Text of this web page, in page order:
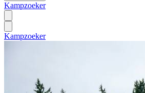
Kampzoeker
Kampzoeker